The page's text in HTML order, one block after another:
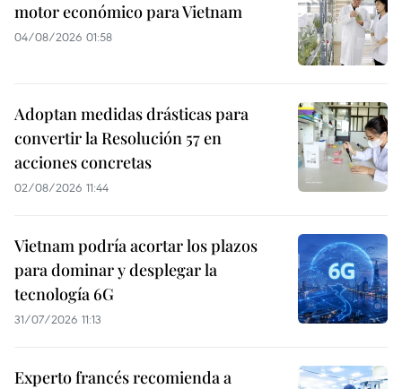
motor económico para Vietnam
04/08/2026 01:58
Adoptan medidas drásticas para
convertir la Resolución 57 en
acciones concretas
02/08/2026 11:44
Vietnam podría acortar los plazos
para dominar y desplegar la
tecnología 6G
31/07/2026 11:13
Experto francés recomienda a